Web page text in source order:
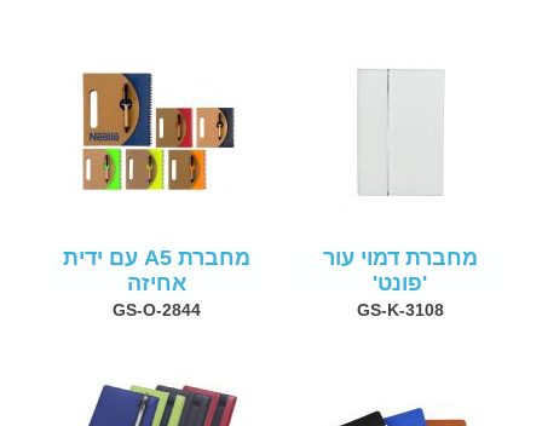
מחברת דמוי עור
'פונט'
GS-K-3108
מחברת A5 עם ידית
אחיזה
GS-O-2844